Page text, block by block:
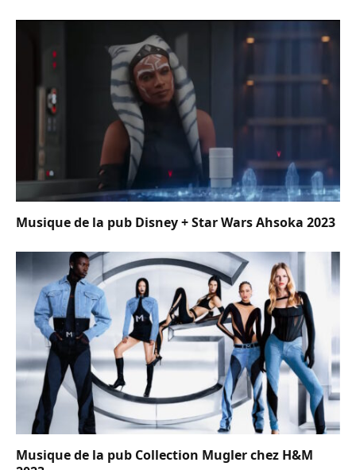
Musique de la pub Disney + Star Wars Ahsoka 2023
Musique de la pub Collection Mugler chez H&M